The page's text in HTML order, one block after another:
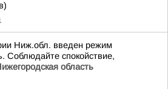
Ниж.обл. введен режим
Соблюдайте спокойствие,
область